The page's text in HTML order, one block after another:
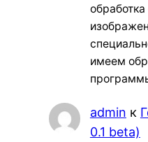
обработка
имеем
admin к
0.1 beta)